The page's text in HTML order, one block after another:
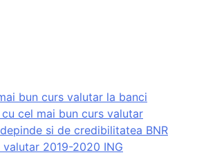
bun curs valutar la banci
cel mai bun curs valutar
si de credibilitatea BNR
2019-2020 ING